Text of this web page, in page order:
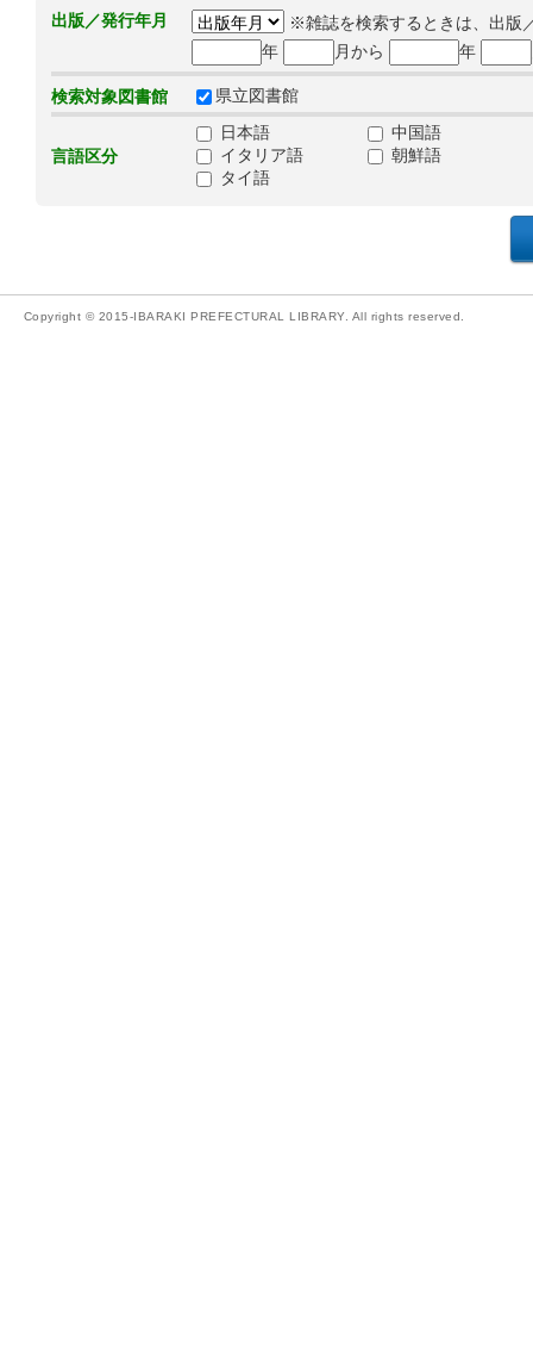
出版／発行年月
※雑誌を検索するときは、出版
年
月から 年
検索対象図書館 県立図書館
言語区分
日本語
中国語
イタリア語
朝鮮語
タイ語
Copyright © 2015-IBARAKI PREFECTURAL LIBRARY. All rights reserved.